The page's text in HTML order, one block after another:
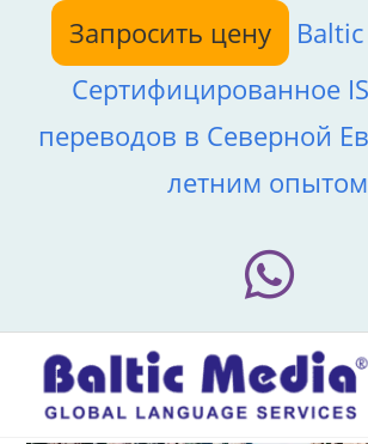
Перейти
содержимому
Запросить цену
Сертифицированное
переводов в Северной
летним опытом